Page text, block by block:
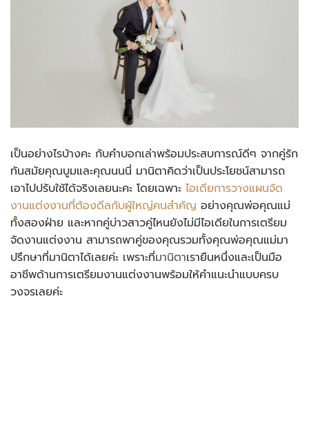
เป็นอย่างไรบ้างคะ กับคำบอกเล่าพร้อมประสบการณ์ดีๆ จากคู่รัก
ทันสมัยคุณบูมและคุณนนนี่ มานิตาคิดว่าเป็นประโยชน์สามารถ
เอาไปปรับใช้ได้จริงเลยนะคะ โดยเฉพาะ ไอเดียการวางแผนจัด
งานแต่งงานที่ต้องดีลกับผู้ใหญ่คนสำคัญ อย่างคุณพ่อคุณแม่
ทั้งสองฝ่าย และหากคู่บ่าวสาวคู่ไหนยังไม่มีไอเดียในการเตรียม
จัดงานแต่งงาน สามารถพาคู่ของคุณรวมทั้งคุณพ่อคุณแม่มา
ปรึกษาที่มานิตาได้เลยค่ะ เพราะที่มานิตาเรายืนหนึ่งและเป็นมือ
อาชีพด้านการเตรียมงานแต่งงานพร้อมให้คำแนะนำแบบครบ
วงจรเลยค่ะ